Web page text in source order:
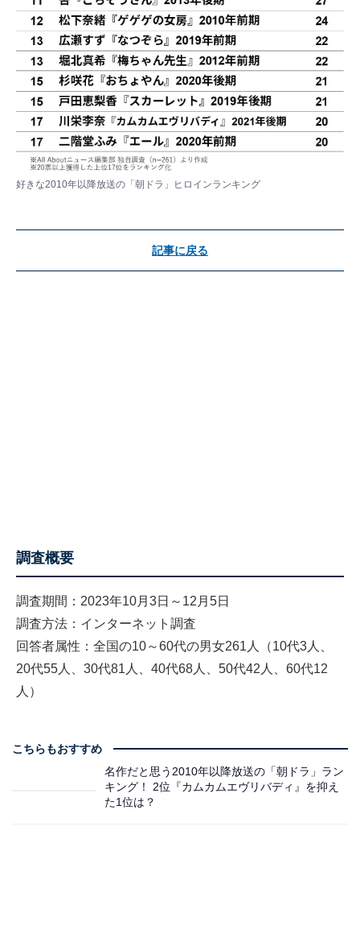
好きな2010年以降放送の「朝ドラ」ヒロインランキング
記事に戻る
調査概要
調査期間：2023年10月3日～12月5日
調査方法：インターネット調査
回答者属性：全国の10～60代の男女261人（10代3人、
20代55人、30代81人、40代68人、50代42人、60代12
人）
こちらもおすすめ
名作だと思う2010年以降放送の「朝ドラ」ラン
キング！ 2位『カムカムエヴリバディ』を抑え
た1位は？